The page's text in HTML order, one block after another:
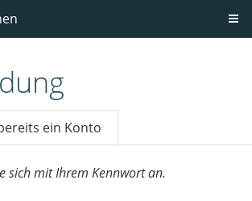
ein Konto
sich mit Ihrem Kennwort an.